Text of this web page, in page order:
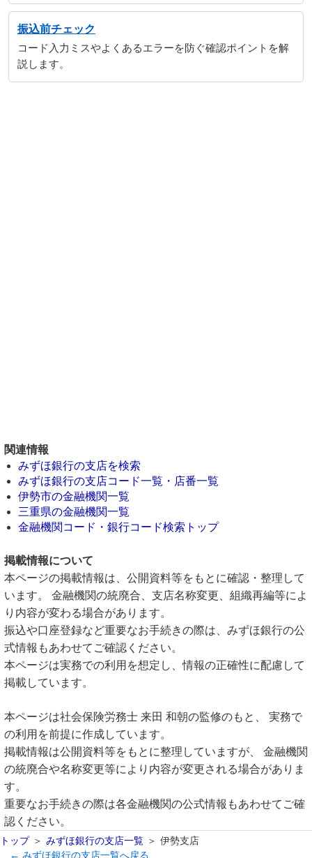
振込前チェック
コード入力ミスやよくあるエラーを防ぐ確認ポイントを解
説します。
関連情報
みずほ銀行の支店を検索
みずほ銀行の支店コード一覧・店番一覧
伊勢市の金融機関一覧
三重県の金融機関一覧
金融機関コード・銀行コード検索トップ
掲載情報について
本ページの掲載情報は、公開資料等をもとに確認・整理して
います。 金融機関の統廃合、支店名称変更、組織再編等によ
り内容が変わる場合があります。
振込や口座登録など重要なお手続きの際は、みずほ銀行の公
式情報もあわせてご確認ください。
本ページは実務での利用を想定し、情報の正確性に配慮して
掲載しています。
本ページは社会保険労務士 来田 和朝の監修のもと、 実務で
の利用を前提に作成しています。
掲載情報は公開資料等をもとに整理していますが、 金融機関
の統廃合や名称変更等により内容が変更される場合がありま
す。
重要なお手続きの際は各金融機関の公式情報もあわせてご確
認ください。
トップ みずほ銀行の支店一覧
伊勢支店
← みずほ銀行の支店一覧へ戻る